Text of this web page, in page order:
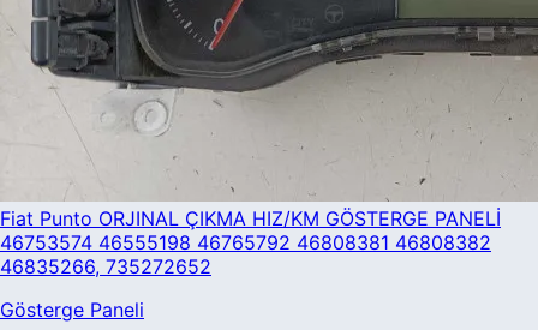
Fiat Punto ORJINAL ÇIKMA HIZ/KM GÖSTERGE PANELİ
46753574 46555198 46765792 46808381 46808382
46835266, 735272652
Gösterge Paneli